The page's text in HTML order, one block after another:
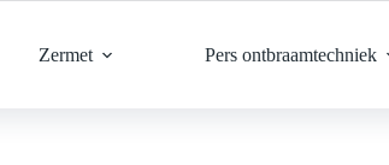
Zermet Pers ontbraamtechniek